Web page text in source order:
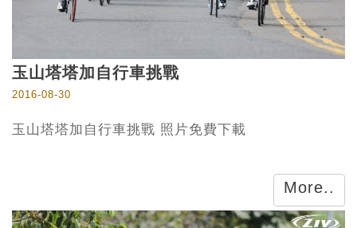
玉山塔塔加自行車挑戰
2016-08-30
玉山塔塔加自行車挑戰 照片免費下載
More..